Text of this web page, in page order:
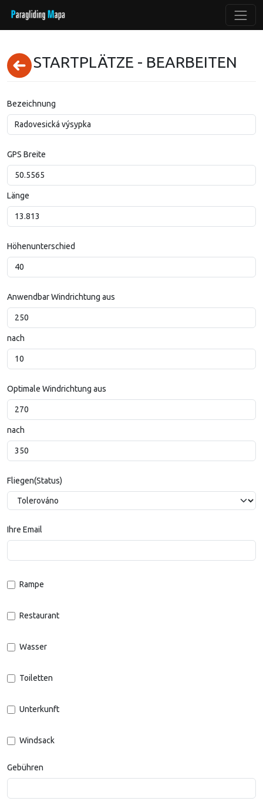
STARTPLÄTZE - BEARBEITEN
Bezeichnung
GPS Breite
Länge
Höhenunterschied
Anwendbar Windrichtung aus
nach
Optimale Windrichtung aus
nach
Fliegen(Status)
Ihre Email
Rampe
Restaurant
Wasser
Toiletten
Unterkunft
Windsack
Gebühren